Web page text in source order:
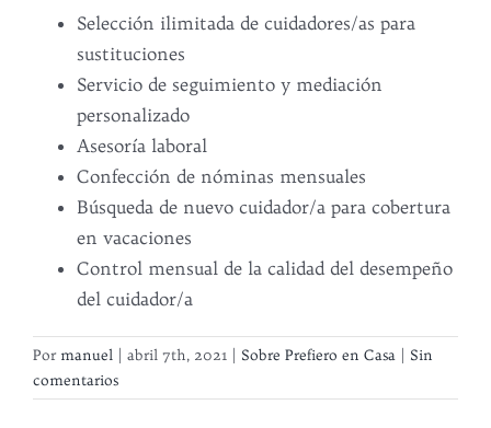
Selección ilimitada de cuidadores/as para
sustituciones
Servicio de seguimiento y mediación
personalizado
Asesoría laboral
Confección de nóminas mensuales
Búsqueda de nuevo cuidador/a para cobertura
en vacaciones
Control mensual de la calidad del desempeño
del cuidador/a
Por manuel | abril 7th, 2021 | Sobre Prefiero en Casa | Sin
comentarios